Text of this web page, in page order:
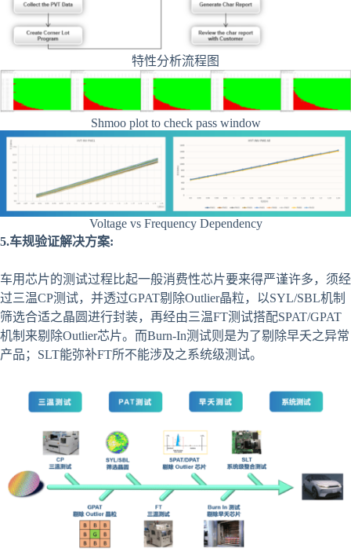
特性分析流程图
Shmoo plot to check pass window
Voltage vs Frequency Dependency
5.车规验证解决方案:
车用芯片的测试过程比起一般消费性芯片要来得严谨许多，须经
过三温CP测试，并透过GPAT剔除Outlier晶粒，以SYL/SBL机制
筛选合适之晶圆进行封装，再经由三温FT测试搭配SPAT/GPAT
机制来剔除Outlier芯片。而Burn-In测试则是为了剔除早夭之异常
产品；SLT能弥补FT所不能涉及之系统级测试。